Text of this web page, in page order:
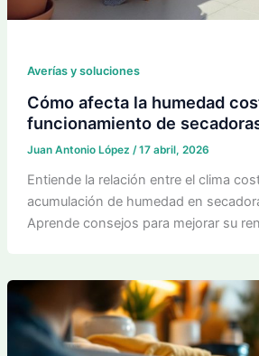
Averías y soluciones
Cómo afecta la humedad
funcionamiento de
Juan Antonio López /17 abril, 2026
Entiende la relación entre el clima
acumulación de humedad en
Aprende consejos para mejorar su